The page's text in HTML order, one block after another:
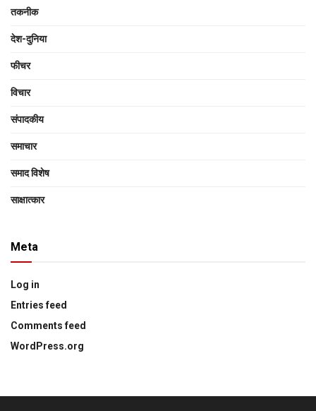
तकनीक
देश-दुनिया
फीचर
विचार
संपादकीय
समाचार
समाद विशेष
साक्षात्‍कार
Meta
Log in
Entries feed
Comments feed
WordPress.org